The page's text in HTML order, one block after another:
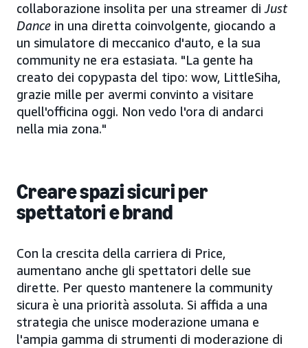
collaborazione insolita per una streamer diJust
Dance in una diretta coinvolgente, giocando a
un simulatore di meccanico d'auto, e la sua
community ne era estasiata. "La gente ha
creato dei copypasta del tipo: wow, LittleSiha,
grazie mille per avermi convinto a visitare
quell'officina oggi. Non vedo l'ora di andarci
nella mia zona."
Creare spazi sicuri per
spettatori e brand
Con la crescita della carriera di Price,
aumentano anche gli spettatori delle sue
dirette. Per questo mantenere la community
sicura è una priorità assoluta. Si affida a una
strategia che unisce moderazione umana e
l'ampia gamma di strumenti di moderazione di